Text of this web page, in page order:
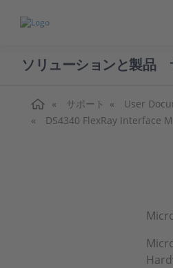
ソリューションと製品
サポート User
DS4340 FlexRay Interface